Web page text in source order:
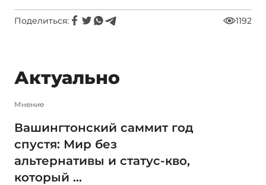
Поделиться: 1192
Актуально
Мнение
Вашингтонский саммит год
спустя: Мир без
альтернативы и статус-кво,
который ...